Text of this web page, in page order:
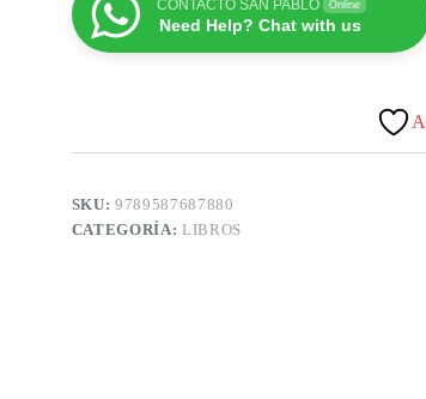
CONTACTO SAN PABLO Online
Need Help? Chat with us
SKU:9789587687880
CATEGORÍA: LIBROS